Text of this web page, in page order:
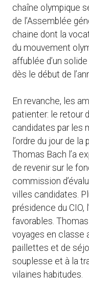
chaîne olympique
de l’Assemblée
chaine dont la
du mouvement
affublée d’un
dès le début de
En revanche, les
patienter: le retour
candidates par les
l’ordre du jour de
Thomas Bach l’a
de revenir sur le
commission
villes candidates.
présidence du CIO,
favorables.
voyages en classe
paillettes et de
souplesse et à la
vilaines habitudes.